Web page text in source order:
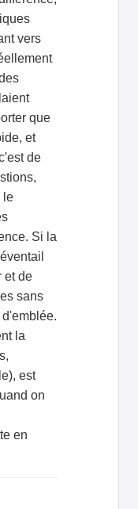
vers
que
et
de
le
Si la
et de
sans
la
est
on
en